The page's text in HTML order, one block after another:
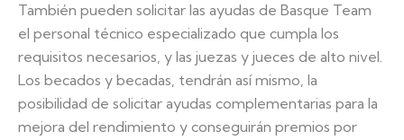
También pueden solicitar las ayudas de Basque Team
el personal técnico especializado que cumpla los
requisitos necesarios, y las juezas y jueces de alto nivel.
Los becados y becadas, tendrán así mismo, la
posibilidad de solicitar ayudas complementarias para la
mejora del rendimiento y conseguirán premios por